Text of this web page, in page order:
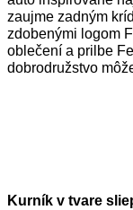
zaujme zadným
zdobenými logom
oblečení a prilbe
dobrodružstvo
Kurník v tvare